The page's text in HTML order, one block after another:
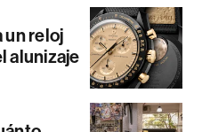
un reloj
alunizaje